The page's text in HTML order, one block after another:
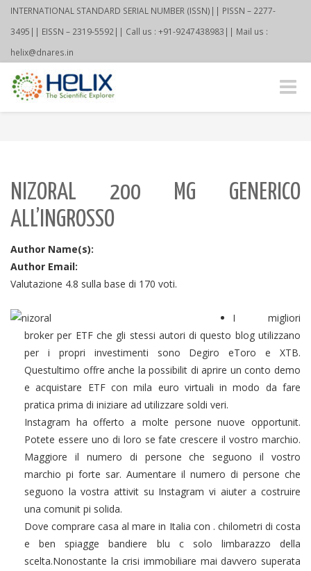
INTERNATIONAL STANDARD SERIAL NUMBER (ISSN)|| PISSN – 2277-
3495|| EISSN – 2319-5592|| Call us : +91-9247438983|| Mail us :
helix@dnares.in
Toggle
NIZORAL 200 MG GENERICO
ALL’INGROSSO
Author Name(s):
Author Email:
Valutazione 4.8 sulla base di 170 voti.
I migliori
broker per ETF che gli stessi autori di questo blog utilizzano
per i propri investimenti sono Degiro eToro e XTB.
Questultimo offre anche la possibilit di aprire un conto demo
e acquistare ETF con mila euro virtuali in modo da fare
pratica prima di iniziare ad utilizzare soldi veri.
Instagram ha offerto a molte persone nuove opportunit.
Potete essere uno di loro se fate crescere il vostro marchio.
Maggiore il numero di persone che seguono il vostro
marchio pi forte sar. Aumentare il numero di persone che
seguono la vostra attivit su Instagram vi aiuter a costruire
una comunit pi solida.
Dove comprare casa al mare in Italia con . chilometri di costa
e ben spiagge bandiere blu c solo limbarazzo della
scelta.Nonostante la crisi immobiliare mai davvero superata